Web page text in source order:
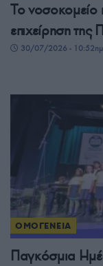
Το νοσοκομείο
επιχείρηση
30/07/2026 - 10:52πμ
ΟΜΟΓΕΝΕΙΑ
Παγκόσμια